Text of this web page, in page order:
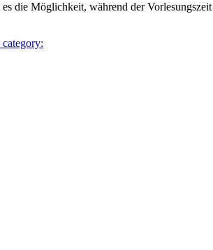
die Möglichkeit, während der